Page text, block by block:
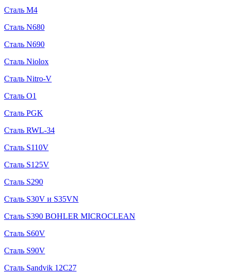
Сталь M4
Сталь N680
Сталь N690
Сталь Niolox
Сталь Nitro-V
Сталь O1
Сталь PGK
Сталь RWL-34
Сталь S110V
Сталь S125V
Сталь S290
Сталь S30V и S35VN
Сталь S390 BOHLER MICROCLEAN
Сталь S60V
Сталь S90V
Сталь Sandvik 12C27